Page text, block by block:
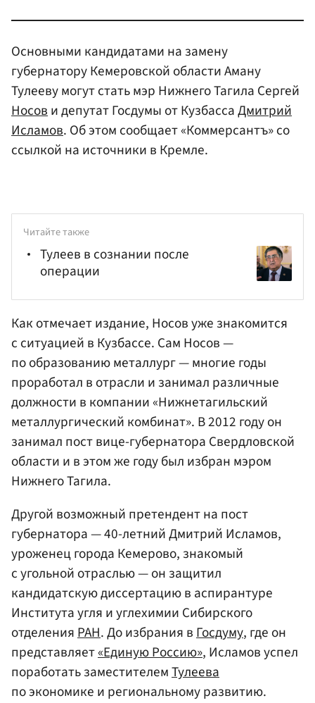
Основными кандидатами на замену
губернатору Кемеровской области Аману
Тулееву могут стать мэр Нижнего Тагила Сергей
Носови депутат Госдумы от КузбассаДмитрий
Исламов. Об этом сообщает «Коммерсантъ» со
ссылкой на источники в Кремле.
Читайте также
Тулеев в сознании после
операции
Как отмечает издание, Носов уже знакомится
с ситуацией в Кузбассе. Сам Носов —
по образованию металлург — многие годы
проработал в отрасли и занимал различные
должности в компании «Нижнетагильский
металлургический комбинат». В 2012 году он
занимал пост вице-губернатора Свердловской
области и в этом же году был избран мэром
Нижнего Тагила.
Другой возможный претендент на пост
губернатора — 40-летний Дмитрий Исламов,
уроженец города Кемерово, знакомый
с угольной отраслью — он защитил
кандидатскую диссертацию в аспирантуре
Института угля и углехимии Сибирского
отделенияРАН. До избрания вГосдуму, где он
представляет«Единую Россию», Исламов успел
поработать заместителемТулеева
по экономике и региональному развитию.